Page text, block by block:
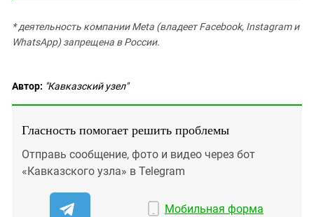
* деятельность компании Meta (владеет Facebook, Instagram и
WhatsApp) запрещена в России.
Автор: "Кавказский узел"
Гласность помогает решить проблемы
Отправь сообщение, фото и видео через бот
«Кавказского узла» в Telegram
Мобильная форма